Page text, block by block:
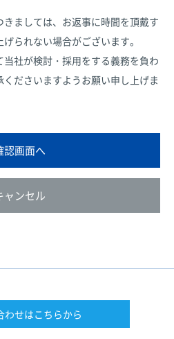
場合を除いて、お客様の個人
第三者に提供することはあり
を適切に取り扱っていると認め
意性等について
しかし、必要な情報が提供さ
ましては、お返事に時間を頂戴す
られない場合がございます。
社が検討・採用をする義務を負わ
くださいますようお願い申し上げま
認画面へ
ャンセル
わせはこちらから